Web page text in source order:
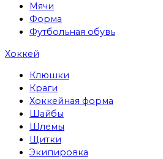
Мячи
Форма
Футбольная обувь
Хоккей
Клюшки
Краги
Хоккейная форма
Шайбы
Шлемы
Щитки
Экипировка